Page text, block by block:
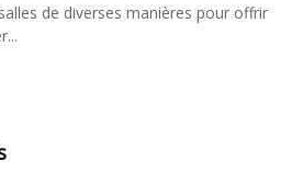
de diverses manières pour offrir